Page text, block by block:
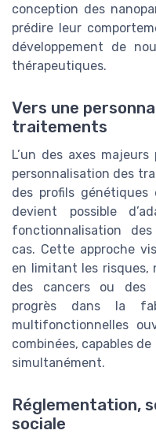
conception des
prédire leur
développement de
thérapeutiques.
Vers une
traitements
L’un des axes
personnalisation des
des profils
devient possible
fonctionnalisation
cas. Cette approche
en limitant les
des cancers ou des
progrès dans la
multifonctionnelles
combinées, capables
simultanément.
Réglementation,
sociale